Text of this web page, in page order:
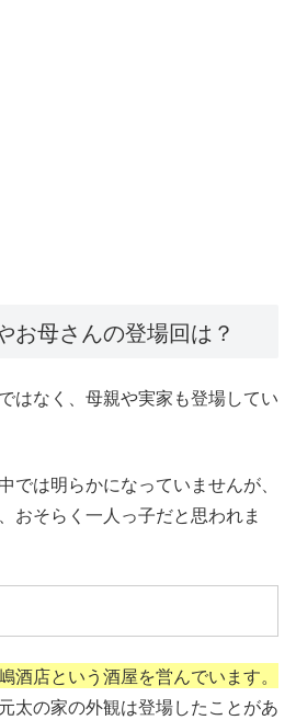
お母さんの登場回は？
はなく、母親や実家も登場してい
では明らかになっていませんが、
おそらく一人っ子だと思われま
酒店という酒屋を営んでいます。
太の家の外観は登場したことがあ